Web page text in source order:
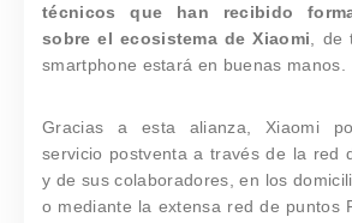
técnicos que han recibido
sobre el ecosistema de Xiaomi ,
smartphone estará en buenas manos.
Gracias a esta alianza, Xiaomi
servicio postventa a través de la red
y de sus colaboradores, en los
o mediante la extensa red de puntos